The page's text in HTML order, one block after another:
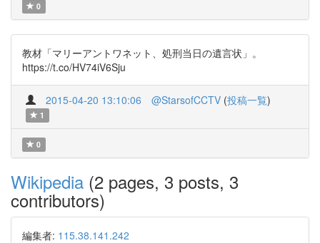
0
教材「マリーアントワネット、処刑当日の遺言状」。
https://t.co/HV74iV6Sju
2015-04-20 13:10:06 @StarsofCCTV (投稿一覧)
1
0
Wikipedia (2 pages, 3 posts, 3
contributors)
編集者: 115.38.141.242